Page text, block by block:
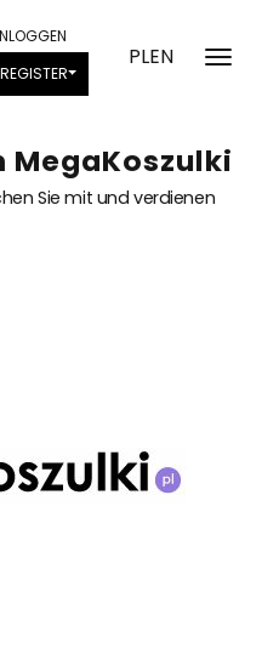
PLEN
REGISTER
Sie mit und verdienen